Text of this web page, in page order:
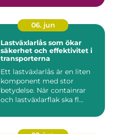
06. jun
Lastväxlarlås som ökar
säkerhet och effektivitet i
transporterna
Ett lastväxlarlås är en liten
komponent med stor
betydelse. När containrar
och lastväxlarflak ska fl...